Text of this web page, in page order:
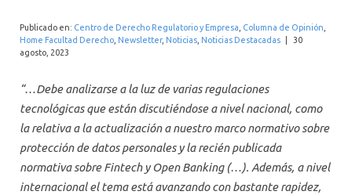
Publicado en: Centro de Derecho Regulatorio y Empresa Columna de Opinión
Home Facultad Derecho Newsletter, Noticias Noticias Destacadas
30
agosto, 2023
“…Debe analizarse a la luz de varias regulaciones
tecnológicas que están discutiéndose a nivel nacional, como
la relativa a la actualización a nuestro marco normativo sobre
protección de datos personales y la recién publicada
normativa sobre Fintech y Open Banking (…). Además, a nivel
internacional el tema está avanzando con bastante rapidez,